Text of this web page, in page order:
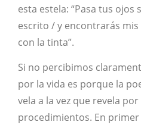
esta estela: “Pasa tus ojos
escrito / y encontrarás
con la tinta”.
Si no percibimos
por la vida es porque la
vela a la vez que revela
procedimientos. En